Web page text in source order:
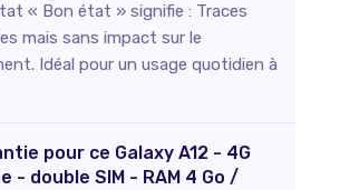
« Bon état » signifie : Traces
mais sans impact sur le
Idéal pour un usage quotidien à
pour ce Galaxy A12 - 4G
- double SIM - RAM 4 Go /